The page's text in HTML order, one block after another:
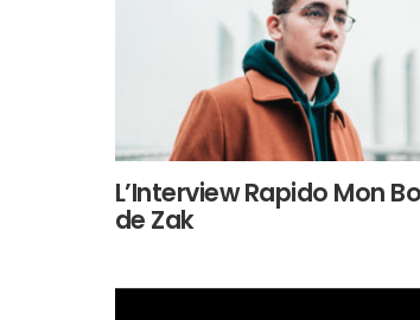
L’Interview Rapido Mon
de Zak